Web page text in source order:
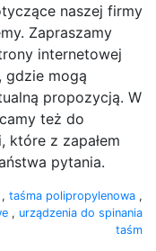
naszej firmy
Zapraszamy
internetowej
gdzie mogą
propozycją. W
też do
które z zapałem
pytania.
, taśma polipropylenowa ,
, urządzenia do spinania
taśm